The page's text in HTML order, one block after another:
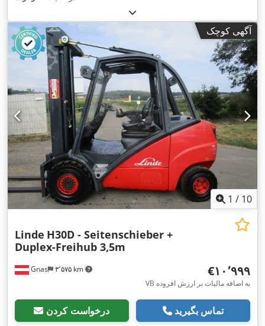
آگهی کوچک
1 / 10
Gnas ۳٬۵۷۵ km
Linde H30D - Seitenschieber +
Duplex-Freihub 3,5m
‎€۱۰٬۹۹۹
VB به اضافه مالیات بر ارزش افزوده
درخواست کردن تماس بگیرید